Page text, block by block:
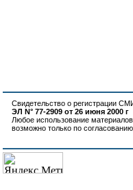
Свидетельство о регистрации
ЭЛ N° 77-2909 от 26 июня 2000 г
Любое использование
возможно только по